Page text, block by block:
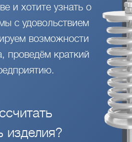
и хотите узнать о
с удовольствием
возможности
проведём краткий
изделия?